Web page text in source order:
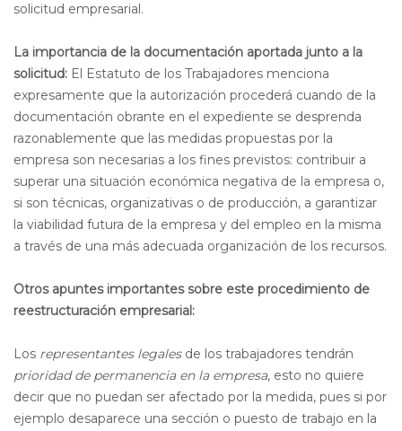
solicitud empresarial.
La importancia de la documentación aportada junto a la
solicitud: El Estatuto de los Trabajadores menciona
expresamente que la autorización procederá cuando de la
documentación obrante en el expediente se desprenda
razonablemente que las medidas propuestas por la
empresa son necesarias a los fines previstos: contribuir a
superar una situación económica negativa de la empresa o,
si son técnicas, organizativas o de producción, a garantizar
la viabilidad futura de la empresa y del empleo en la misma
a través de una más adecuada organización de los recursos.
Otros apuntes importantes sobre este procedimiento de
reestructuración empresarial:
Los representantes legalesde los trabajadores tendrán
prioridad de permanencia en la empresa, esto no quiere
decir que no puedan ser afectado por la medida, pues si por
ejemplo desaparece una sección o puesto de trabajo en la